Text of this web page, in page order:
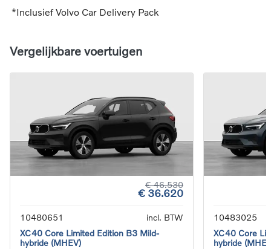
*Inclusief Volvo Car Delivery Pack
Vergelijkbare voertuigen
€ 46.530
€ 36.620
10480651
incl. BTW
XC40 Core Limited Edition B3 Mild-
hybride (MHEV)
10483025
XC40 Core
hybride